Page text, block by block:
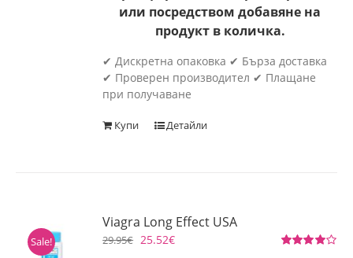
или посредством добавяне на
продукт в количка.
✔ Дискретна опаковка ✔ Бърза доставка
✔ Проверен производител ✔ Плащане
при получаване
Купи Детайли
Sale!
Viagra Long Effect USA
29.95€ 25.52€